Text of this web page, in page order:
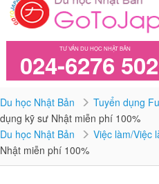
TƯ VẤN DU HỌC NHẬT BẢN
024-6276
Du học Nhật Bản Tuyển dụng
dụng kỹ sư Nhật miễn phí 100%
Du học Nhật Bản
Việc làm/Việc
Nhật miễn phí 100%